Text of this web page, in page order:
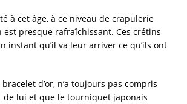
à cet âge, à ce niveau de crapulerie
est presque rafraîchissant. Ces crétins
instant qu’il va leur arriver ce qu’ils ont
bracelet d’or, n’a toujours pas compris
de lui et que le tourniquet japonais